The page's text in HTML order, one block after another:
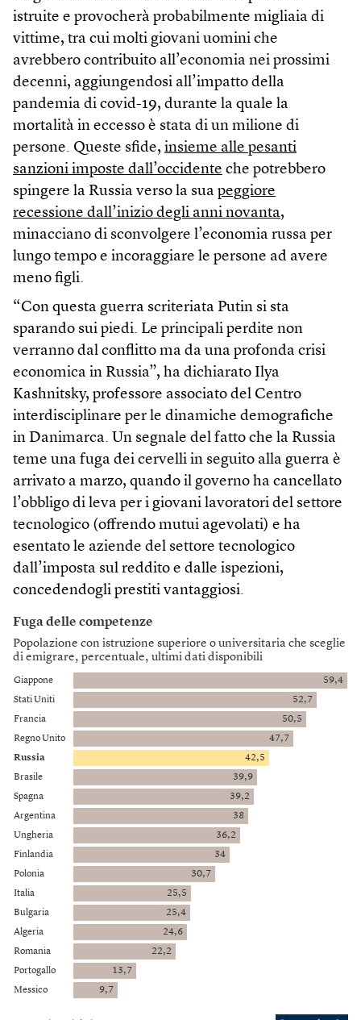
istruite e provocherà probabilmente migliaia di
vittime, tra cui molti giovani uomini che
avrebbero contribuito all’economia nei prossimi
decenni, aggiungendosi all’impatto della
pandemia di covid-19, durante la quale la
mortalità in eccesso è stata di un milione di
persone. Queste sfide, insieme alle pesanti
sanzioni imposte dall’occidente che potrebbero
spingere la Russia verso la sua peggiore
recessione dall’inizio degli anni novanta,
minacciano di sconvolgere l’economia russa per
lungo tempo e incoraggiare le persone ad avere
meno figli.
“Con questa guerra scriteriata Putin si sta
sparando sui piedi. Le principali perdite non
verranno dal conflitto ma da una profonda crisi
economica in Russia”, ha dichiarato Ilya
Kashnitsky, professore associato del Centro
interdisciplinare per le dinamiche demografiche
in Danimarca. Un segnale del fatto che la Russia
teme una fuga dei cervelli in seguito alla guerra è
arrivato a marzo, quando il governo ha cancellato
l’obbligo di leva per i giovani lavoratori del settore
tecnologico (offrendo mutui agevolati) e ha
esentato le aziende del settore tecnologico
dall’imposta sul reddito e dalle ispezioni,
concedendogli prestiti vantaggiosi.